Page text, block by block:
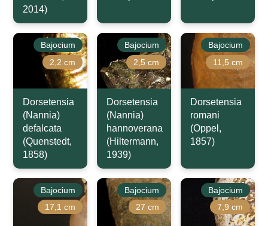
2014)
Bajocium
2,2 cm
Dorsetensia
(Nannia)
defalcata
(Quenstedt,
1858)
Bajocium
2,5 cm
Dorsetensia
(Nannia)
hannoverana
(Hiltermann,
1939)
Bajocium
11,5 cm
Dorsetensia
romani
(Oppel,
1857)
Bajocium
17,1 cm
Bajocium
27 cm
Bajocium
7,9 cm